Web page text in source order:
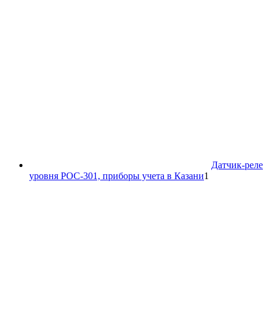
Датчик-реле
уровня РОС-301, приборы учета в Казани1